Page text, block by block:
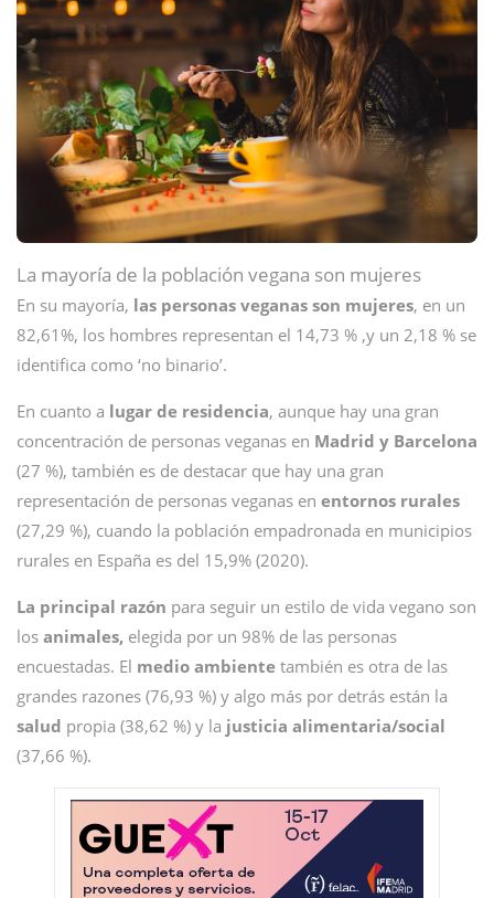
La mayoría de la población vegana son mujeres
En su mayoría, las personas veganas son mujeres, en un
82,61%, los hombres representan el 14,73 % ,y un 2,18 % se
identifica como ‘no binario’.
En cuanto a lugar de residencia, aunque hay una gran
concentración de personas veganas en Madrid y Barcelona
(27 %), también es de destacar que hay una gran
representación de personas veganas en entornos rurales
(27,29 %), cuando la población empadronada en municipios
rurales en España es del 15,9% (2020).
La principal razón para seguir un estilo de vida vegano son
los animales, elegida por un 98% de las personas
encuestadas. El medio ambiente también es otra de las
grandes razones (76,93 %) y algo más por detrás están la
salud propia (38,62 %) y la justicia alimentaria/social
(37,66 %).